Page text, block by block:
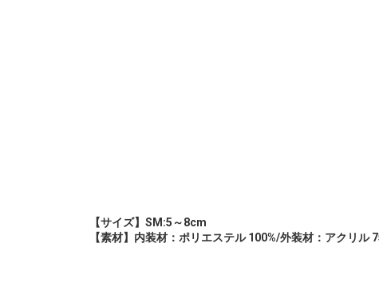
【サイズ】SM:5～8cm
【素材】内装材：ポリエステル 100%/外装材：アクリル